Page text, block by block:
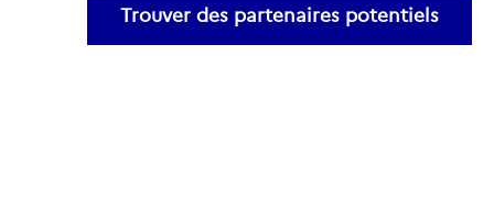
Trouver des partenaires potentiels